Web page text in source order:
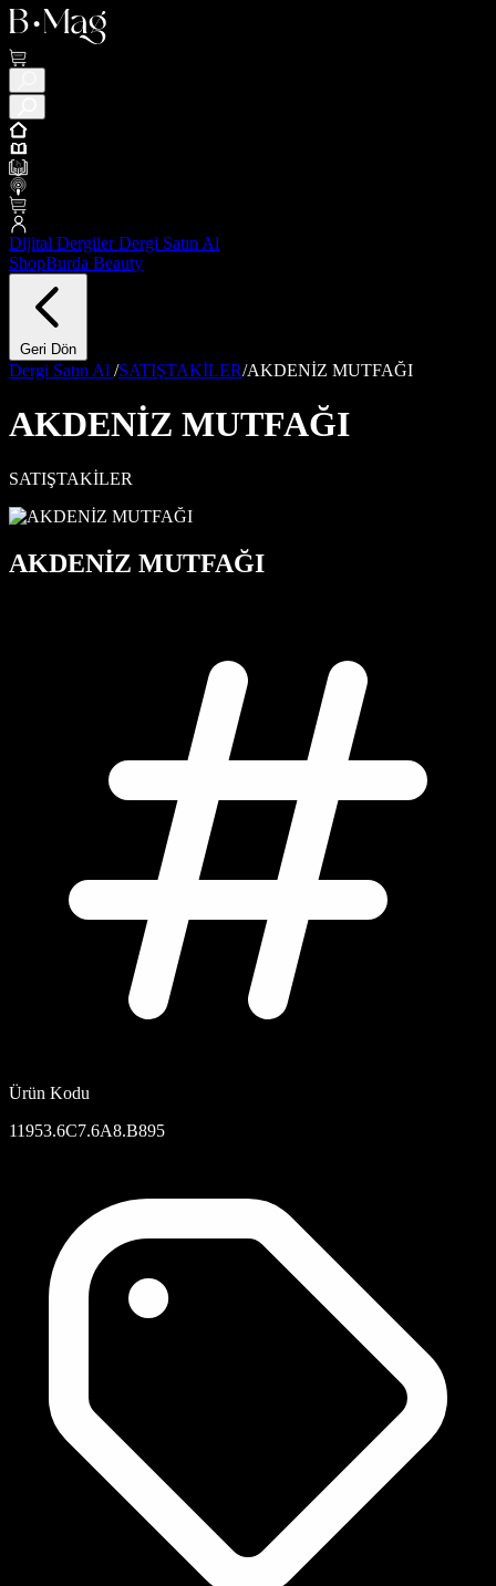
Dijital DergilerDergi Satın Al
ShopBurda Beauty
Geri Dön
Dergi Satın Al /SATIŞTAKİLER/AKDENİZ MUTFAĞI
AKDENİZ MUTFAĞI
SATIŞTAKİLER
AKDENİZ MUTFAĞI
Ürün Kodu
11953.6C7.6A8.B895